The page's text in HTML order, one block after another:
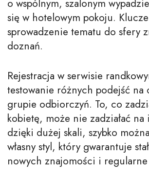
o wspólnym, szalonym
się w hotelowym pokoju.
sprowadzenie tematu do sfery
doznań.
Rejestracja w serwisie
testowanie różnych podejść na
grupie odbiorczyń. To, co
kobietę, może nie zadziałać na
dzięki dużej skali, szybko
własny styl, który gwarantuje
nowych znajomości i regularne